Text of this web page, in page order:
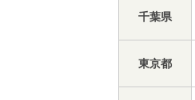
千葉県
東京都